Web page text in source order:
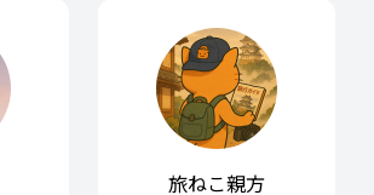
旅ねこ親方